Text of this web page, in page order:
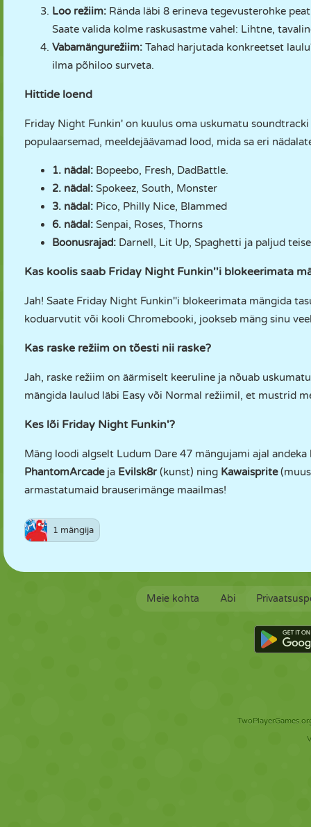
Loo režiim: Rända läbi 8 erineva tegevusterohke
Saate valida kolme raskusastme vahel: Lihtne,
Vabamängurežiim: Tahad harjutada konkreetset
ilma põhiloo surveta.
Hittide loend
Friday Night Funkin' on kuulus oma uskumatu
populaarsemad, meeldejäävamad lood, mida sa eri
1. nädal: Bopeebo, Fresh, DadBattle.
2. nädal: Spokeez, South, Monster
3. nädal: Pico, Philly Nice, Blammed
6. nädal: Senpai, Roses, Thorns
Boonusrajad: Darnell, Lit Up, Spaghetti ja paljud
Kas koolis saab Friday Night Funkin''i blokeerimata
Jah! Saate Friday Night Funkin''i blokeerimata mängida
koduarvutit või kooli Chromebooki, jookseb mäng sinu
Kas raske režiim on tõesti nii raske?
Jah, raske režiim on äärmiselt keeruline ja nõuab
mängida laulud läbi Easy või Normal režiimil, et mustrid
Kes lõi Friday Night Funkin'?
Mäng loodi algselt Ludum Dare 47 mängujami ajal
PhantomArcadeja Evilsk8r(kunst) ning Kawaisprite
armastatumaid brauserimänge maailmas!
1 mängija
Meie kohta Abi